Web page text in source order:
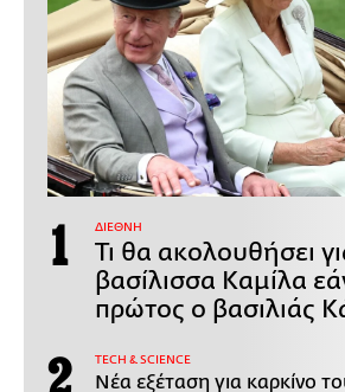
ΔΙΕΘΝΗ
Τι θα ακολουθήσει
βασίλισσα Καμίλα
πρώτος ο βασιλιάς
ΤECH & SCIENCE
Νέα εξέταση για καρκίνο